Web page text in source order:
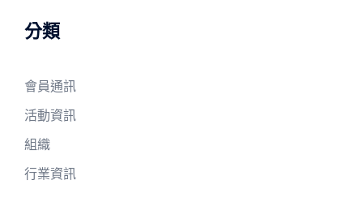
分類
會員通訊
活動資訊
組織
行業資訊